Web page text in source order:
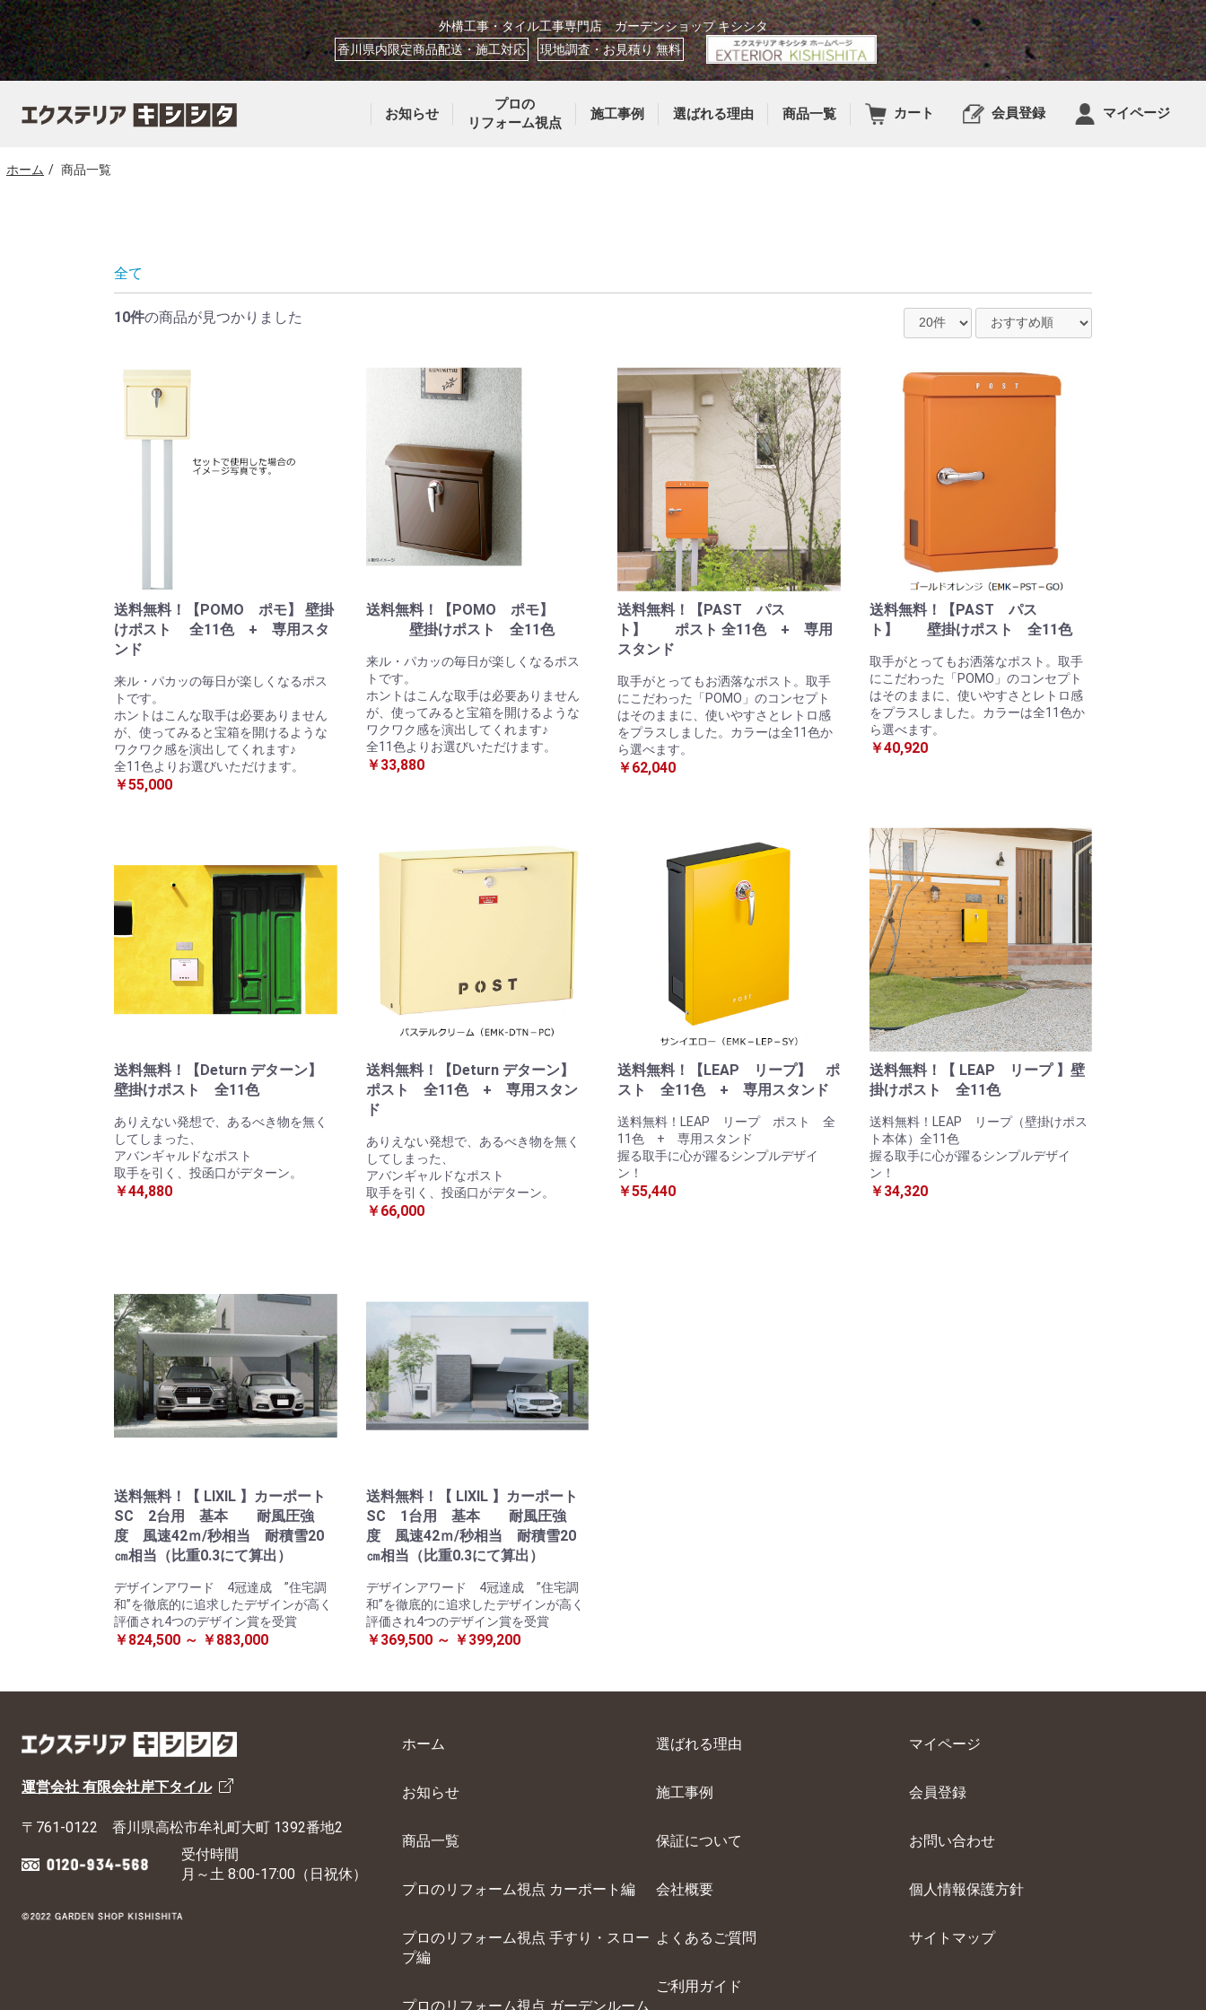
外構工事・タイル工事専門店 ガーデンショップ キシシタ
香川県内限定商品配送・施工対応
現地調査・お見積り 無料
お知らせ
プロの
リフォーム視点
施工事例 選ばれる理由 商品⼀覧 カート 会員登録 マイページ
ホーム 商品一覧
全て
10件の商品が見つかりました
送料無料！【POMO ポモ】 壁掛
けポスト 全11色 + 専用スタ
ンド
来ル・パカッの毎日が楽しくなるポス
トです。
ホントはこんな取手は必要ありません
が、使ってみると宝箱を開けるような
ワクワク感を演出してくれます♪
全11色よりお選びいただけます。
￥55,000
送料無料！【POMO ポモ】
壁掛けポスト 全11色
来ル・パカッの毎日が楽しくなるポス
トです。
ホントはこんな取手は必要ありません
が、使ってみると宝箱を開けるような
ワクワク感を演出してくれます♪
全11色よりお選びいただけます。
￥33,880
送料無料！【PAST パス
ト】 ポスト 全11色 + 専用
スタンド
取手がとってもお洒落なポスト。取手
にこだわった「POMO」のコンセプト
はそのままに、使いやすさとレトロ感
をプラスしました。カラーは全11色か
ら選べます。
￥62,040
送料無料！【PAST パス
ト】 壁掛けポスト 全11色
取手がとってもお洒落なポスト。取手
にこだわった「POMO」のコンセプト
はそのままに、使いやすさとレトロ感
をプラスしました。カラーは全11色か
ら選べます。
￥40,920
送料無料！【Deturn デターン】
壁掛けポスト 全11色
ありえない発想で、あるべき物を無く
してしまった、
アバンギャルドなポスト
取手を引く、投函口がデターン。
￥44,880
送料無料！【Deturn デターン】
ポスト 全11色 + 専用スタン
ド
ありえない発想で、あるべき物を無く
してしまった、
アバンギャルドなポスト
取手を引く、投函口がデターン。
￥66,000
送料無料！【LEAP リープ】 ポ
スト 全11色 + 専用スタンド
送料無料！LEAP リープ ポスト 全
11色 + 専用スタンド
握る取手に心が躍るシンプルデザイ
ン！
￥55,440
送料無料！【 LEAP リープ 】壁
掛けポスト 全11色
送料無料！LEAP リープ（壁掛けポス
ト本体）全11色
握る取手に心が躍るシンプルデザイ
ン！
￥34,320
送料無料！【 LIXIL 】カーポート
SC 2台用 基本 耐風圧強
度 風速42ｍ/秒相当 耐積雪20
㎝相当（比重0.3にて算出）
デザインアワード 4冠達成 ”住宅調
和”を徹底的に追求したデザインが高く
評価され4つのデザイン賞を受賞
￥824,500 ～ ￥883,000
送料無料！【 LIXIL 】カーポート
SC 1台用 基本 耐風圧強
度 風速42ｍ/秒相当 耐積雪20
㎝相当（比重0.3にて算出）
デザインアワード 4冠達成 ”住宅調
和”を徹底的に追求したデザインが高く
評価され4つのデザイン賞を受賞
￥369,500 ～ ￥399,200
カートへ進む
運営会社 有限会社岸下タイル
〒761-0122 香川県高松市牟礼町大町 1392番地2
受付時間
月～土 8:00-17:00（日祝休）
ホーム
お知らせ
商品⼀覧
プロのリフォーム視点 カーポート編
プロのリフォーム視点 ⼿すり・スロー
プ編
プロのリフォーム視点 ガーデンルーム
選ばれる理由
施工事例
保証について
会社概要
よくあるご質問
ご利⽤ガイド
マイページ
会員登録
お問い合わせ
個⼈情報保護⽅針
サイトマップ